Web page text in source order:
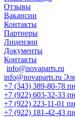
Отзывы
Вакансии
Контакты
Партнеры
Лицензии
Документы
Контакты
info@novaparts.ru
info@novaparts.ru
+7 (343) 389-80-78
+7 (922) 603-32-33
+7 (922) 223-11-01
+7 (922) 181-42-43